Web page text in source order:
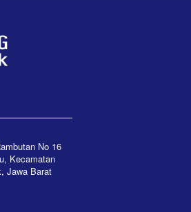
No 16
Kecamatan
Jawa Barat